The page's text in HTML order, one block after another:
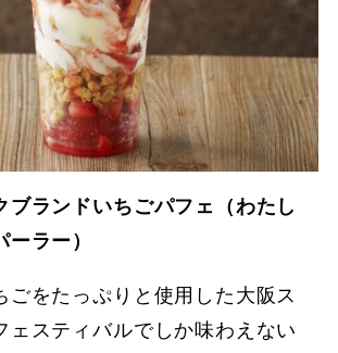
ブランドいちごパフェ（わたし
ラー）
ごをたっぷりと使用した大阪ス
ェスティバルでしか味わえない